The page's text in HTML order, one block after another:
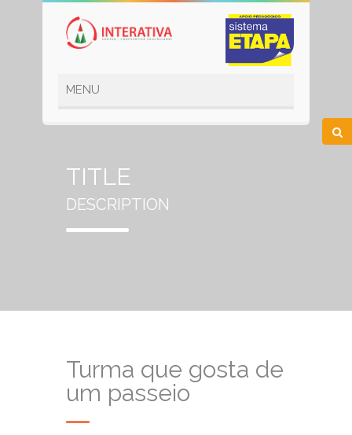
TITLE
DESCRIPTION
Turma que gosta de
um passeio